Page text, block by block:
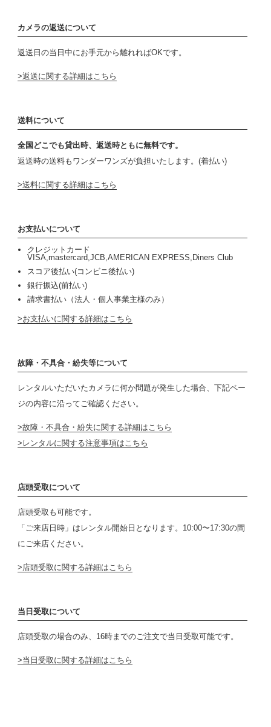
カメラの返送について
返送日の当日中にお手元から離れればOKです。
返送に関する詳細はこちら
送料について
全国どこでも貸出時、返送時ともに無料です。
返送時の送料もワンダーワンズが負担いたします。(着払い)
送料に関する詳細はこちら
お支払いについて
クレジットカード
VISA,mastercard,JCB,AMERICAN EXPRESS,Diners Club
スコア後払い(コンビニ後払い)
銀行振込(前払い)
請求書払い（法人・個人事業主様のみ）
お支払いに関する詳細はこちら
故障・不具合・紛失等について
レンタルいただいたカメラに何か問題が発生した場合、下記ペー
ジの内容に沿ってご確認ください。
故障・不具合・紛失に関する詳細はこちら
レンタルに関する注意事項はこちら
店頭受取について
店頭受取も可能です。
「ご来店日時」はレンタル開始日となります。10:00〜17:30の間
にご来店ください。
店頭受取に関する詳細はこちら
当日受取について
店頭受取の場合のみ、16時までのご注文で当日受取可能です。
当日受取に関する詳細はこちら